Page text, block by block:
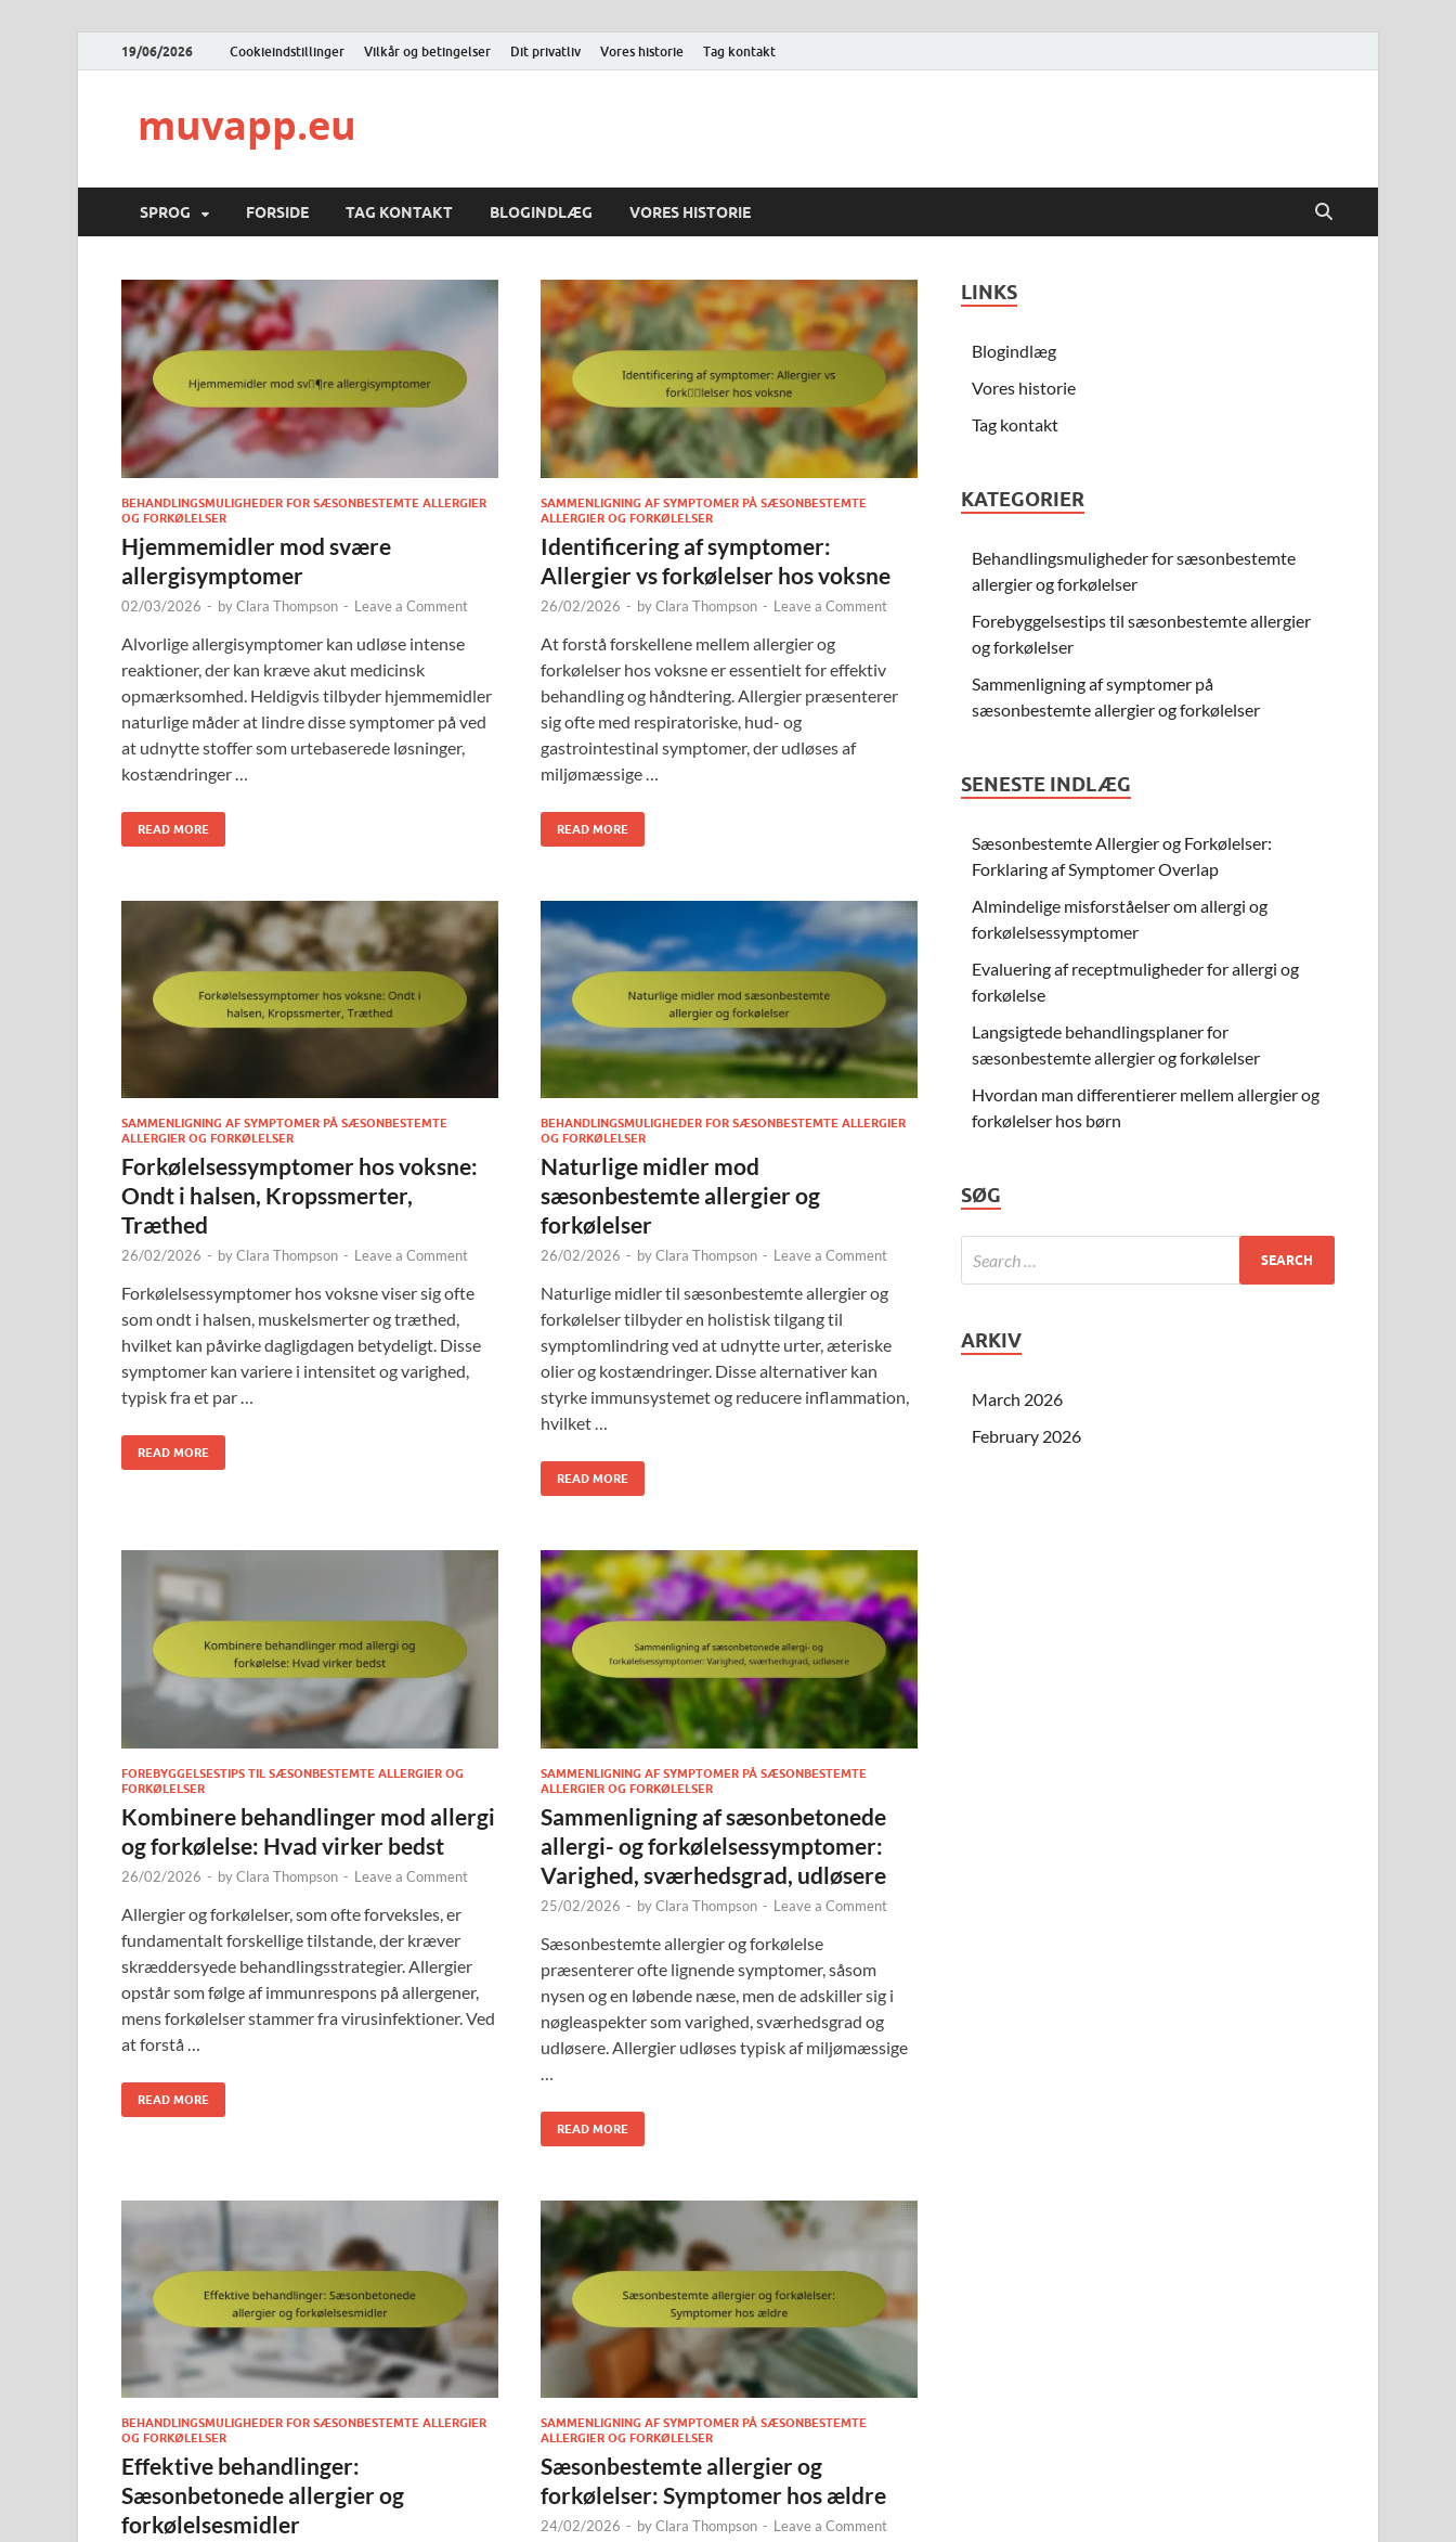
19/06/2026 Cookieindstillinger Vilkår og betingelser Dit privatliv Vores historie Tag kontakt
muvapp.eu
SPROG FORSIDE TAG KONTAKT BLOGINDLÆG VORES HISTORIE
BEHANDLINGSMULIGHEDER FOR SÆSONBESTEMTE ALLERGIER
OG FORKØLELSER
Hjemmemidler mod svære
allergisymptomer
02/03/2026 - byClara Thompson - Leave a Comment
Alvorlige allergisymptomer kan udløse intense
reaktioner, der kan kræve akut medicinsk
opmærksomhed. Heldigvis tilbyder hjemmemidler
naturlige måder at lindre disse symptomer på ved
at udnytte stoffer som urtebaserede løsninger,
kostændringer …
READ MORE
SAMMENLIGNING AF SYMPTOMER PÅ SÆSONBESTEMTE
ALLERGIER OG FORKØLELSER
Identificering af symptomer:
Allergier vs forkølelser hos voksne
26/02/2026 - byClara Thompson - Leave a Comment
At forstå forskellene mellem allergier og
forkølelser hos voksne er essentielt for effektiv
behandling og håndtering. Allergier præsenterer
sig ofte med respiratoriske, hud- og
gastrointestinal symptomer, der udløses af
miljømæssige …
READ MORE
SAMMENLIGNING AF SYMPTOMER PÅ SÆSONBESTEMTE
ALLERGIER OG FORKØLELSER
Forkølelsessymptomer hos voksne:
Ondt i halsen, Kropssmerter,
Træthed
26/02/2026 - byClara Thompson - Leave a Comment
Forkølelsessymptomer hos voksne viser sig ofte
som ondt i halsen, muskelsmerter og træthed,
hvilket kan påvirke dagligdagen betydeligt. Disse
symptomer kan variere i intensitet og varighed,
typisk fra et par …
READ MORE
BEHANDLINGSMULIGHEDER FOR SÆSONBESTEMTE ALLERGIER
OG FORKØLELSER
Naturlige midler mod
sæsonbestemte allergier og
forkølelser
26/02/2026 - byClara Thompson - Leave a Comment
Naturlige midler til sæsonbestemte allergier og
forkølelser tilbyder en holistisk tilgang til
symptomlindring ved at udnytte urter, æteriske
olier og kostændringer. Disse alternativer kan
styrke immunsystemet og reducere inflammation,
hvilket …
READ MORE
FOREBYGGELSESTIPS TIL SÆSONBESTEMTE ALLERGIER OG
FORKØLELSER
Kombinere behandlinger mod allergi
og forkølelse: Hvad virker bedst
26/02/2026 - byClara Thompson - Leave a Comment
Allergier og forkølelser, som ofte forveksles, er
fundamentalt forskellige tilstande, der kræver
skræddersyede behandlingsstrategier. Allergier
opstår som følge af immunrespons på allergener,
mens forkølelser stammer fra virusinfektioner. Ved
at forstå …
READ MORE
SAMMENLIGNING AF SYMPTOMER PÅ SÆSONBESTEMTE
ALLERGIER OG FORKØLELSER
Sammenligning af sæsonbetonede
allergi- og forkølelsessymptomer:
Varighed, sværhedsgrad, udløsere
25/02/2026 - byClara Thompson - Leave a Comment
Sæsonbestemte allergier og forkølelse
præsenterer ofte lignende symptomer, såsom
nysen og en løbende næse, men de adskiller sig i
nøgleaspekter som varighed, sværhedsgrad og
udløsere. Allergier udløses typisk af miljømæssige
…
READ MORE
BEHANDLINGSMULIGHEDER FOR SÆSONBESTEMTE ALLERGIER
OG FORKØLELSER
Effektive behandlinger:
Sæsonbetonede allergier og
forkølelsesmidler
SAMMENLIGNING AF SYMPTOMER PÅ SÆSONBESTEMTE
ALLERGIER OG FORKØLELSER
Sæsonbestemte allergier og
forkølelser: Symptomer hos ældre
24/02/2026 - byClara Thompson - Leave a Comment
LINKS
Blogindlæg
Vores historie
Tag kontakt
KATEGORIER
Behandlingsmuligheder for sæsonbestemte
allergier og forkølelser
Forebyggelsestips til sæsonbestemte allergier
og forkølelser
Sammenligning af symptomer på
sæsonbestemte allergier og forkølelser
SENESTE INDLÆG
Sæsonbestemte Allergier og Forkølelser:
Forklaring af Symptomer Overlap
Almindelige misforståelser om allergi og
forkølelsessymptomer
Evaluering af receptmuligheder for allergi og
forkølelse
Langsigtede behandlingsplaner for
sæsonbestemte allergier og forkølelser
Hvordan man differentierer mellem allergier og
forkølelser hos børn
SØG
ARKIV
March 2026
February 2026